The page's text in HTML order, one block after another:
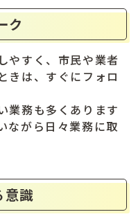
ク
やすく、市民や業者
きは、すぐにフォロ
業務も多くあります
ながら日々業務に取
意識